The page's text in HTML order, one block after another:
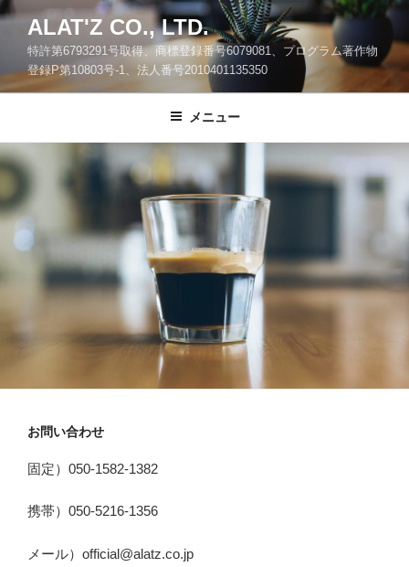
コ
ン
ツ
ス
キ
プ
ALAT'Z CO., LTD.
特許第6793291号取得、商標登録番号6079081、プログラム著作物
登録P第10803号-1、法人番号2010401135350
メニュー
お問い合わせ
固定）050-1582-1382
携帯）050-5216-1356
メール）official@alatz.co.jp